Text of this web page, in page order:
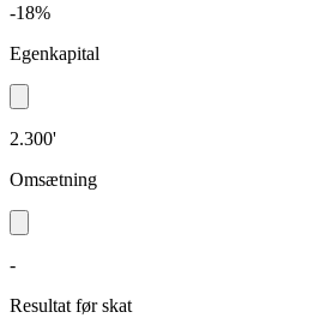
-18%
Egenkapital
2.300'
Omsætning
-
Resultat før skat